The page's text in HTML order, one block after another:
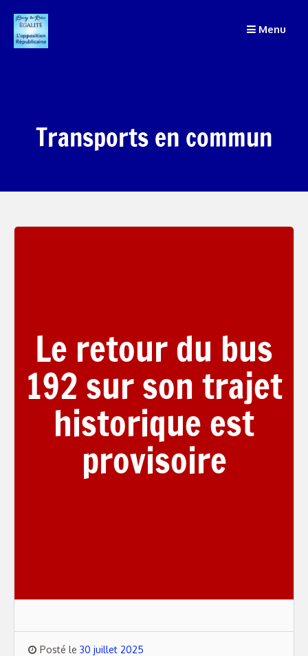
contenu
Menu
Transports en commun
Le retour du bus
192 sur son trajet
historique est
provisoire
Posté le 30 juillet 2025